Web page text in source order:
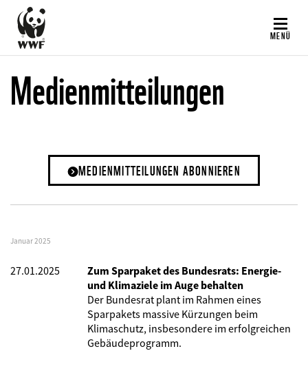
Direkt
zum
Inhalt
MENÜ
Medienmitteilungen
MEDIENMITTEILUNGEN ABONNIEREN
Januar 2025
27.01.2025
Zum Sparpaket des Bundesrats: Energie-
und Klimaziele im Auge behalten
Der Bundesrat plant im Rahmen eines
Sparpakets massive Kürzungen beim
Klimaschutz, insbesondere im erfolgreichen
Gebäudeprogramm.